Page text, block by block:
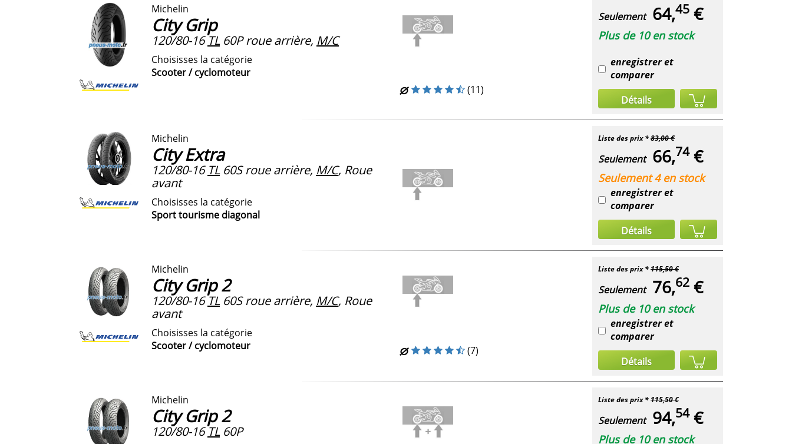
Michelin
City Grip
120/80-16TL60P roue arrière, M/C
Choisisses la catégorie
Scooter / cyclomoteur
(11)
Seulement 64,45 €
Plus de 10 en stock
enregistrer et
comparer
Détails
Michelin
City Extra
120/80-16 TL60S roue arrière, M/C, Roue
avant
Choisisses la catégorie
Sport tourisme diagonal
Liste des prix *83,00 €
Seulement 66,74€
Seulement 4 en stock
enregistrer et
comparer
Détails
Michelin
City Grip 2
120/80-16TL60S roue arrière, M/C, Roue
avant
Choisisses la catégorie
Scooter / cyclomoteur
(7)
Liste des prix *115,50 €
Seulement 76,62 €
Plus de 10 en stock
enregistrer et
comparer
Détails
Michelin
City Grip 2
120/80-16TL60P
Liste des prix *115,50 €
Seulement 94,54€
Plus de 10 en stock